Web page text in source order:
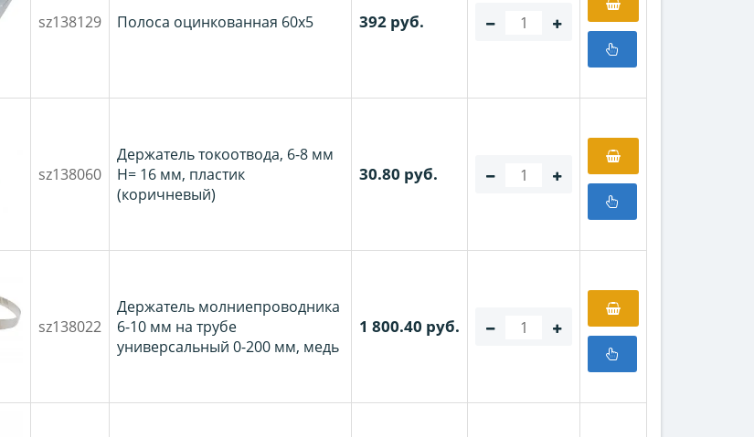
sz138129 Полоса оцинкованная 60х5 392 руб.
sz138060
Держатель токоотвода, 6-8 мм
H= 16 мм, пластик
(коричневый)
30.80 руб.
sz138022
Держатель молниепроводника
6-10 мм на трубе
универсальный 0-200 мм, медь
1 800.40 руб.